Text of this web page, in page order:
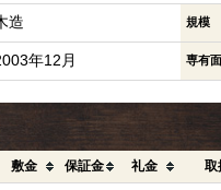
造 規模
年12月 専有
敷金 保証金 礼金 取